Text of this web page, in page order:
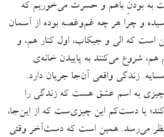
به بودنِ باهم و حسرت می‌خوریم که
و چرا هر چه غم‌وغصه بوده از آسمان
است که الی و جیکاب، اول کنار هم، و
شروع می‌کنند به پاییدن خانه‌ی
زندگی واقعی آن‌جا جریان دارد.
چیزی به اسم عشق هست که زندگی را
یا دست‌کم این چیزی‌ست که از این‌جا،
می‌رسد. همین است که دست‌آخر وقتی